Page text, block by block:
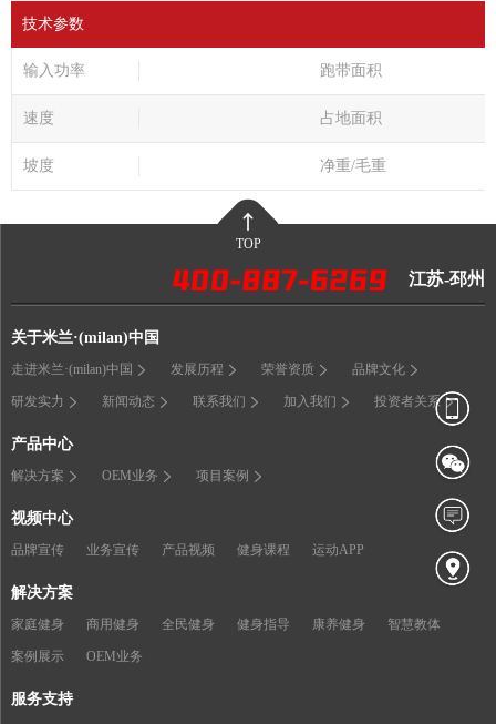
技术参数
输入功率 跑带面积
速度 占地面积
坡度 净重/毛重
TOP
江苏-邳州
关于米兰·(milan)中国
走进米兰·(milan)中国 发展历程 荣誉资质 品牌文化
研发实力 新闻动态 联系我们 加入我们 投资者关系
产品中心
解决方案 OEM业务 项目案例
视频中心
品牌宣传 业务宣传 产品视频 健身课程 运动APP
解决方案
家庭健身 商用健身 全民健身 健身指导 康养健身 智慧教体
案例展示 OEM业务
服务支持